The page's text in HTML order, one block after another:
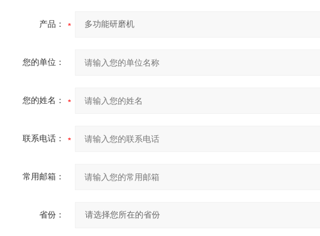
产品：
您的单位：
您的姓名：
联系电话：
常用邮箱：
省份：